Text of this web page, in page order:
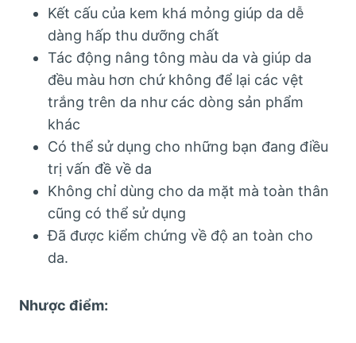
Kết cấu của kem khá mỏng giúp da dễ
dàng hấp thu dưỡng chất
Tác động nâng tông màu da và giúp da
đều màu hơn chứ không để lại các vệt
trắng trên da như các dòng sản phẩm
khác
Có thể sử dụng cho những bạn đang điều
trị vấn đề về da
Không chỉ dùng cho da mặt mà toàn thân
cũng có thể sử dụng
Đã được kiểm chứng về độ an toàn cho
da.
Nhược điểm: